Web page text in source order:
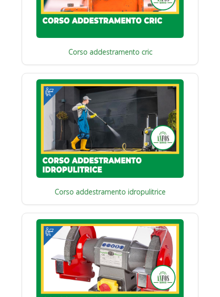
Corso addestramento cric
Corso addestramento idropulitrice